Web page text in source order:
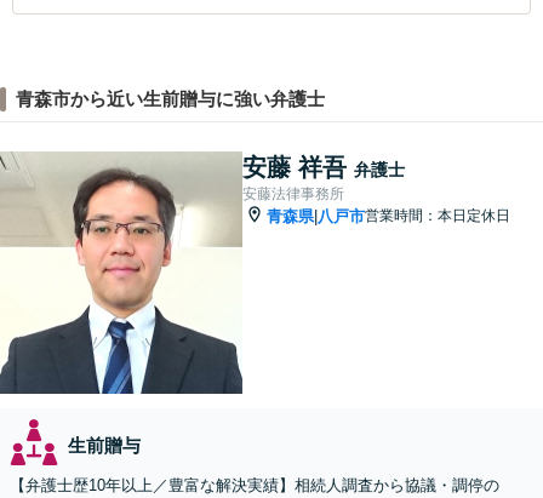
青森市から近い生前贈与に強い弁護士
安藤 祥吾 弁護士
安藤法律事務所
青森県| 八戸市営業時間：本日定休日
生前贈与
【弁護士歴10年以上／豊富な解決実績】相続人調査から協議・調停の